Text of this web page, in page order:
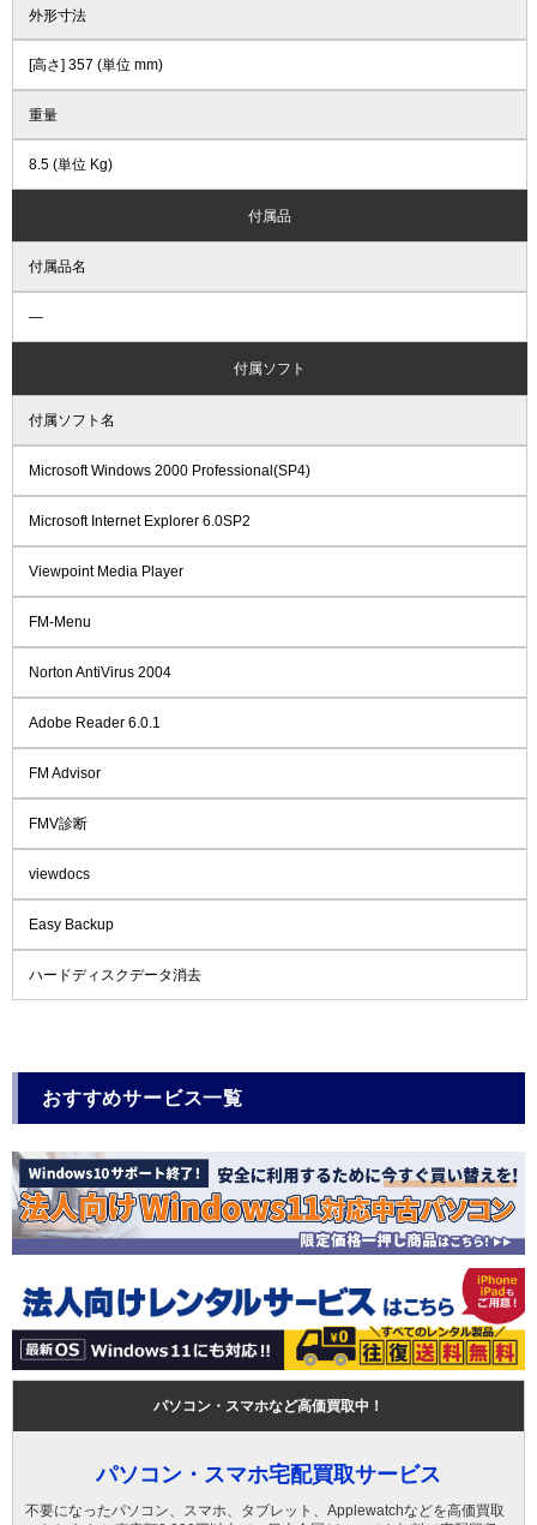
外形寸法
[高さ] 357 (単位 mm)
重量
8.5 (単位 Kg)
付属品
付属品名
―
付属ソフト
付属ソフト名
Microsoft Windows 2000 Professional(SP4)
Microsoft Internet Explorer 6.0SP2
Viewpoint Media Player
FM-Menu
Norton AntiVirus 2004
Adobe Reader 6.0.1
FM Advisor
FMV診断
viewdocs
Easy Backup
ハードディスクデータ消去
おすすめサービス一覧
パソコン・スマホなど高価買取中！
パソコン・スマホ宅配買取サービス
不要になったパソコン、スマホ、タブレット、Applewatchなどを高価買取